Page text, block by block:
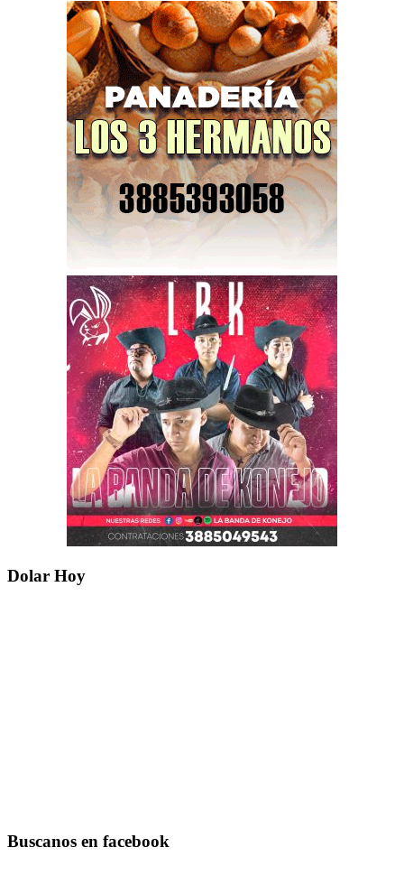
Dolar Hoy
Buscanos en facebook